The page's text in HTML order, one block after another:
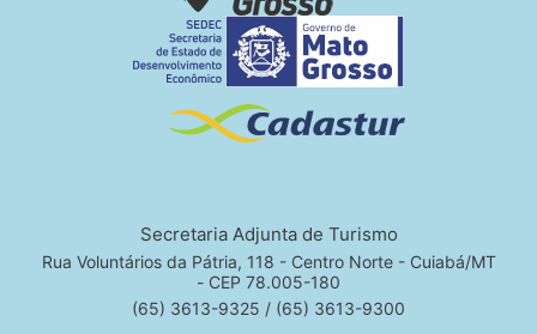
Secretaria Adjunta de Turismo
Rua Voluntários da Pátria, 118 - Centro Norte - Cuiabá/MT
- CEP 78.005-180
(65) 3613-9325 / (65) 3613-9300